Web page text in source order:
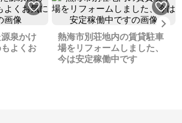
泉かけ
よくお
熱海市別荘地内の賃貸駐車
場をリフォームしました、
今は安定稼働中です